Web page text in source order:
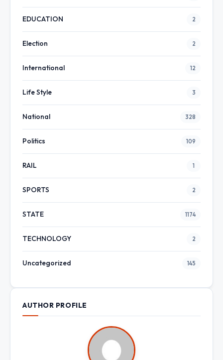
EDUCATION 2
Election 2
International 12
Life Style 3
National 328
Politics 109
RAIL 1
SPORTS 2
STATE 1174
TECHNOLOGY 2
Uncategorized 145
AUTHOR PROFILE